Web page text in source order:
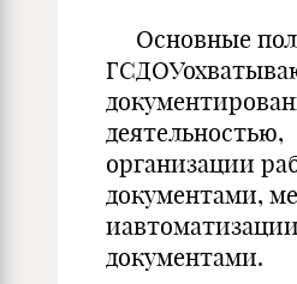
Основные
деятельностью,
организации
документами,
документами.